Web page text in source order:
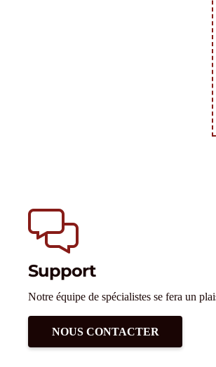
Support
Notre équipe de spécialistes se fera un
NOUS CONTACTER